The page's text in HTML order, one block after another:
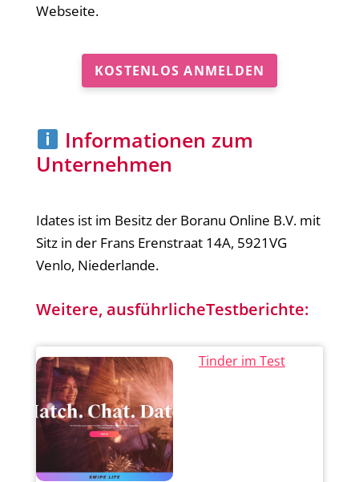
Webseite.
KOSTENLOS ANMELDEN
Informationen zum
Unternehmen
Idates ist im Besitz der Boranu Online B.V. mit
Sitz in der Frans Erenstraat 14A, 5921VG
Venlo, Niederlande.
Weitere, ausführlicheTestberichte:
Tinder im Test